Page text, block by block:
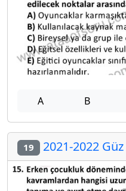
A B
19 2021-2022 Güz